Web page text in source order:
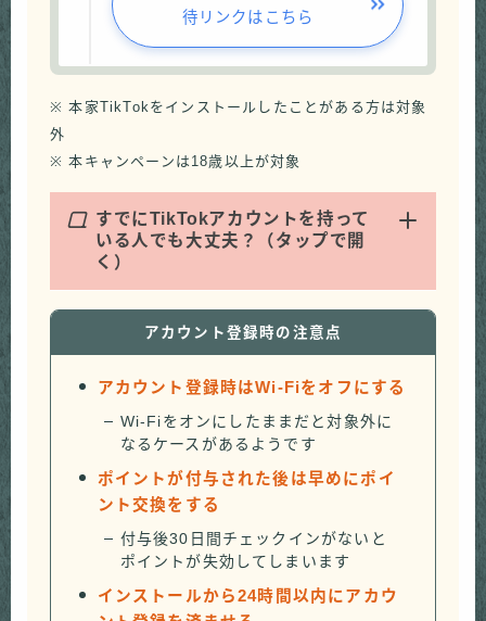
待リンクはこちら
※ 本家TikTokをインストールしたことがある方は対象
外
※ 本キャンペーンは18歳以上が対象
Q すでにTikTokアカウントを持って
いる人でも大丈夫？（タップで開
く）
アカウント登録時の注意点
アカウント登録時はWi-Fiをオフにする
Wi-Fiをオンにしたままだと対象外に
なるケースがあるようです
ポイントが付与された後は早めにポイ
ント交換をする
付与後30日間チェックインがないと
ポイントが失効してしまいます
インストールから24時間以内にアカウ